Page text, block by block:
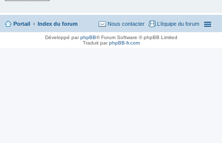
Portail Index du forum L’équipe du forum
Nous contacter
Développé parphpBB® Forum Software © phpBB Limited
Traduit parphpBB-fr.com